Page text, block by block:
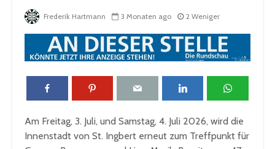
Frederik Hartmann 3 Monaten ago 2 Weniger
Am Freitag, 3. Juli, und Samstag, 4. Juli 2026, wird die
Innenstadt von St. Ingbert erneut zum Treffpunkt für